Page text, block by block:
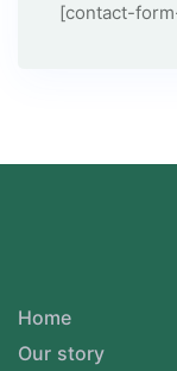
[contact-
Home
Our story